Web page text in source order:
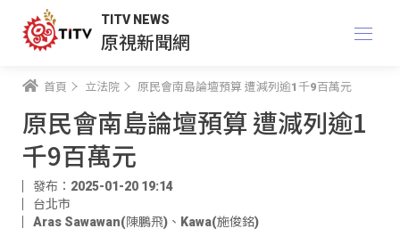
TITV NEWS
原視新聞網
首頁 立法院 原民會南島論壇預算 遭減列逾1千9百萬元
原民會南島論壇預算 遭減列逾1
千9百萬元
發布：2025-01-20 19:14
台北市
Aras Sawawan(陳鵬飛) 、 Kawa(施俊銘)